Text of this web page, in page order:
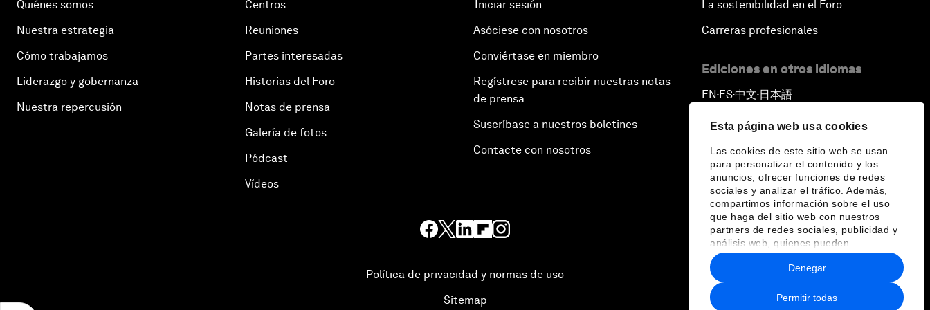
Esta página web usa cookies
Las cookies de este sitio web se usan
para personalizar el contenido y los
anuncios, ofrecer funciones de redes
sociales y analizar el tráfico. Además,
compartimos información sobre el uso
que haga del sitio web con nuestros
partners de redes sociales, publicidad y
análisis web, quienes pueden
combinarla con otra información que les
haya proporcionado o que hayan
recopilado a partir del uso que haya
hecho de sus servicios.
Permitir todas
Denegar
Quiénes somos
Nuestra estrategia
Cómo trabajamos
Liderazgo y gobernanza
Nuestra repercusión
Centros
Reuniones
Partes interesadas
Historias del Foro
Notas de prensa
Galería de fotos
Pódcast
Vídeos
Iniciar sesión
Asóciese con nosotros
Conviértase en miembro
Regístrese para recibir nuestras notas
de prensa
Suscríbase a nuestros boletines
Contacte con nosotros
La sostenibilidad en el Foro
Carreras profesionales
Ediciones en otros idiomas
EN ▪ES▪中文▪ 日本語
Política de privacidad y normas de uso
Sitemap